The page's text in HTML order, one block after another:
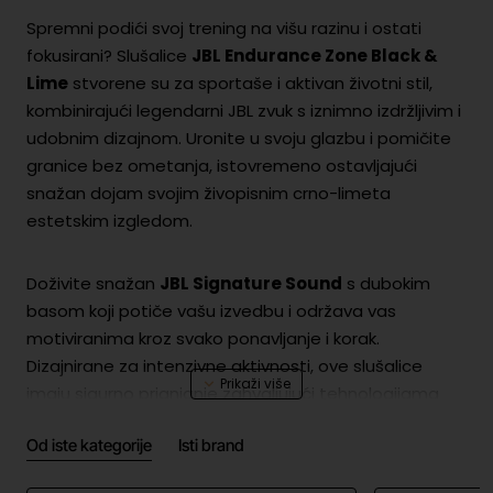
Spremni podići svoj trening na višu razinu i ostati
fokusirani? Slušalice JBL Endurance Zone Black &
Lime stvorene su za sportaše i aktivan životni stil,
kombinirajući legendarni JBL zvuk s iznimno izdržljivim i
udobnim dizajnom. Uronite u svoju glazbu i pomičite
granice bez ometanja, istovremeno ostavljajući
snažan dojam svojim živopisnim crno-limeta
estetskim izgledom.
Doživite snažan JBL Signature Sound s dubokim
basom koji potiče vašu izvedbu i održava vas
motiviranima kroz svako ponavljanje i korak.
Dizajnirane za intenzivne aktivnosti, ove slušalice
imaju sigurno prianjanje zahvaljujući tehnologijama
udobno na mjestu bez obzira na to koliko je vaš
Od iste kategorije Isti brand